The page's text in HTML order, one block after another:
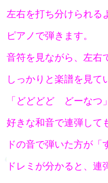
左右を打ち分けられる
ピアノで弾きます。
音符を見ながら、左右
しっかりと楽譜を見て
「どどどど どーなつ
好きな和音で連弾して
ドの音で弾いた方が「
ドレミが分かると、連